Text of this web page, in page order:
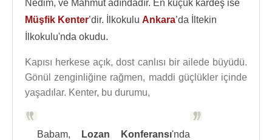
Nedim, ve Mahmut adındadır. En küçük kardeş ise
Müşfik Kenter’dir. İlkokulu Ankara’da İltekin
İlkokulu'nda okudu.
Kapısı herkese açık, dost canlısı bir ailede büyüdü.
Gönül zenginliğine rağmen, maddi güçlükler içinde
yaşadılar. Kenter, bu durumu,
Babam, Lozan Konferansı'nda